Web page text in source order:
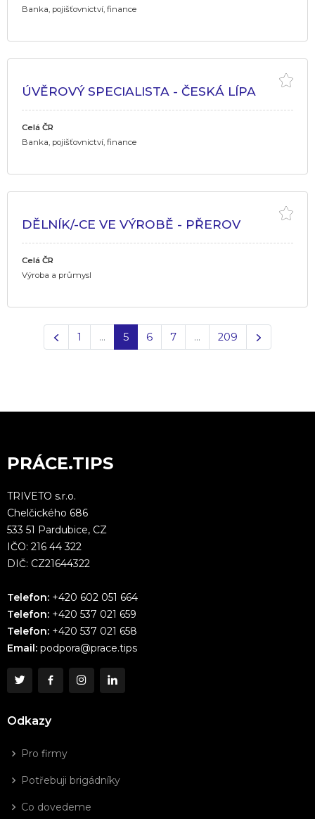
Banka, pojišťovnictví, finance
ÚVĚROVÝ SPECIALISTA - ČESKÁ LÍPA
Celá ČR
Banka, pojišťovnictví, finance
DĚLNÍK/-CE VE VÝROBĚ - PŘEROV
Celá ČR
Výroba a průmysl
Předchozí
1 … 5 6 7 … 209
PRÁCE.TIPS
TRIVETO s.r.o.
Chelčického 686
533 51 Pardubice, CZ
IČO: 216 44 322
DIČ: CZ21644322
Telefon: +420 602 051 664
Telefon: +420 537 021 659
Telefon: +420 537 021 658
Email: podpora@prace.tips
Odkazy
Pro firmy
Potřebuji brigádníky
Co dovedeme